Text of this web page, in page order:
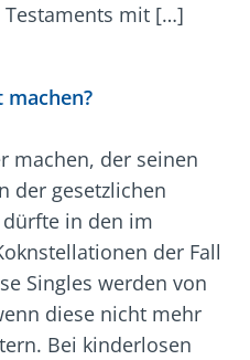
Testaments mit […]
machen, der seinen
der gesetzlichen
in den im
der Fall
Singles werden von
diese nicht mehr
Bei kinderlosen